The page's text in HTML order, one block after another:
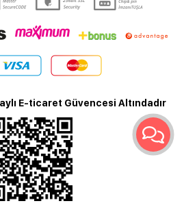
E-ticaret Güvencesi Altındadır